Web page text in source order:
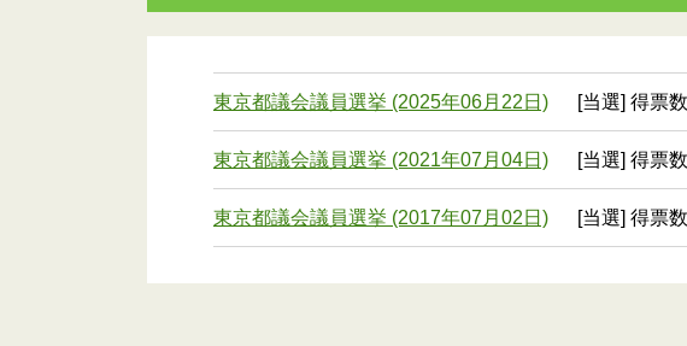
東京都議会議員選挙 (2025年06月22日) [当選] 得票
東京都議会議員選挙 (2021年07月04日) [当選] 得票
東京都議会議員選挙 (2017年07月02日) [当選] 得票